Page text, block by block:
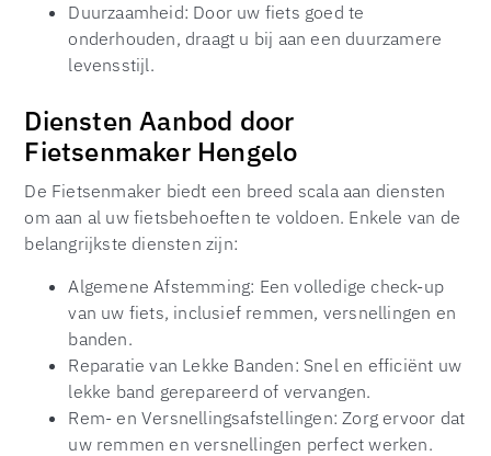
Duurzaamheid: Door uw fiets goed te
onderhouden, draagt u bij aan een duurzamere
levensstijl.
Diensten Aanbod door
Fietsenmaker Hengelo
De Fietsenmaker biedt een breed scala aan diensten
om aan al uw fietsbehoeften te voldoen. Enkele van de
belangrijkste diensten zijn:
Algemene Afstemming: Een volledige check-up
van uw fiets, inclusief remmen, versnellingen en
banden.
Reparatie van Lekke Banden: Snel en efficiënt uw
lekke band gerepareerd of vervangen.
Rem- en Versnellingsafstellingen: Zorg ervoor dat
uw remmen en versnellingen perfect werken.